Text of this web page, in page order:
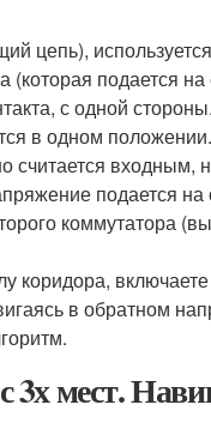
цепь),
подается на
с одной стороны.
в одном
входным,
подается
коммутатора
коридора,
в обратном
мест.